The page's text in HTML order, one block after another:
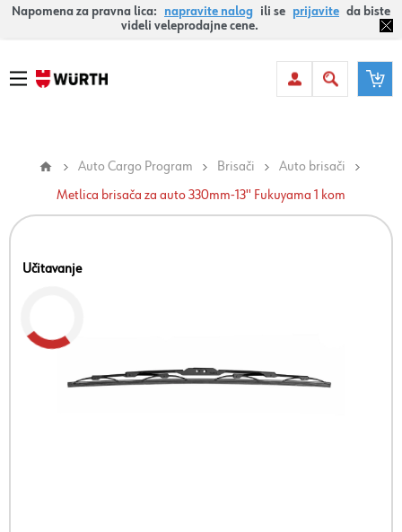
Napomena za pravna lica: napravite nalog ili se prijavite da biste
videli veleprodajne cene.
Auto Cargo Program Brisači
Auto brisači
Metlica brisača za auto 330mm-13'' Fukuyama 1 kom
Učitavanje